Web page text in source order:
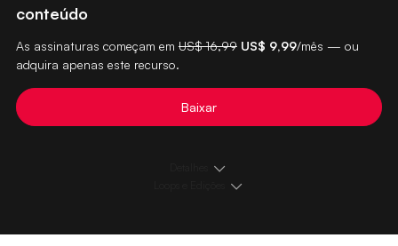
conteúdo
As assinaturas começam em US$ 16,99 US$ 9,99/mês — ou
adquira apenas este recurso.
Baixar